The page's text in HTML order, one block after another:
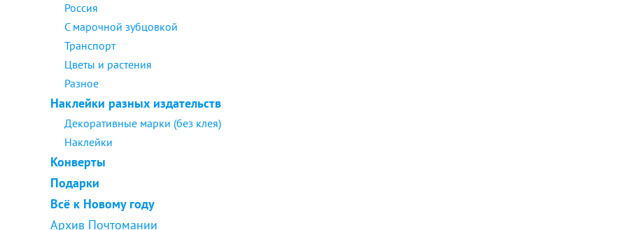
Россия
С марочной зубцовкой
Транспорт
Цветы и растения
Разное
Наклейки разных издательств
Декоративные марки (без клея)
Наклейки
Конверты
Подарки
Всё к Новому году
Архив Почтомании